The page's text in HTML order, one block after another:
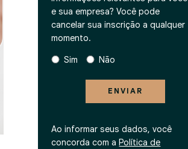
e sua empresa? Você pode
cancelar sua inscrição a qualquer
momento.
Sim
Não
ENVIAR
Ao informar seus dados, você
concorda com aPolítica de